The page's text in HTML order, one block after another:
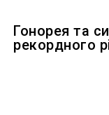
Гонорея та
рекордного